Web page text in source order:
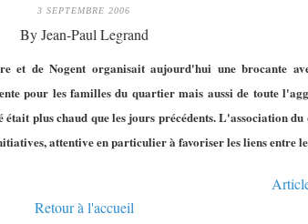
3 SEPTEMBRE 2006
By Jean-Paul Legrand
et de Nogent organisait aujourd'hui une brocante
pour les familles du quartier mais aussi de toute
était plus chaud que les jours précédents. L'association
attentive en particulier à favoriser les liens entre
Retour à l'accueil